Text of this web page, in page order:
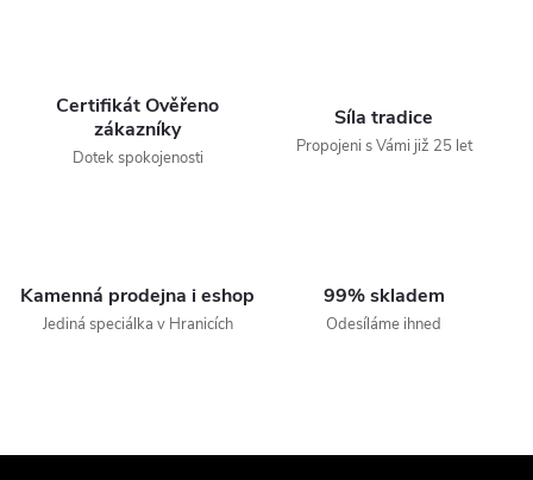
Certifikát Ověřeno
zákazníky
Dotek spokojenosti
Síla tradice
Propojeni s Vámi již 25 let
Kamenná prodejna i eshop
Jediná speciálka v Hranicích
99% skladem
Odesíláme ihned